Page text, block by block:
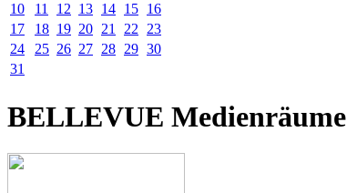
10
11 12 13 14 15 16
17
18 19 20 21 22
23
24
25 26 27 28 29 30
31
BELLEVUE Medienräume